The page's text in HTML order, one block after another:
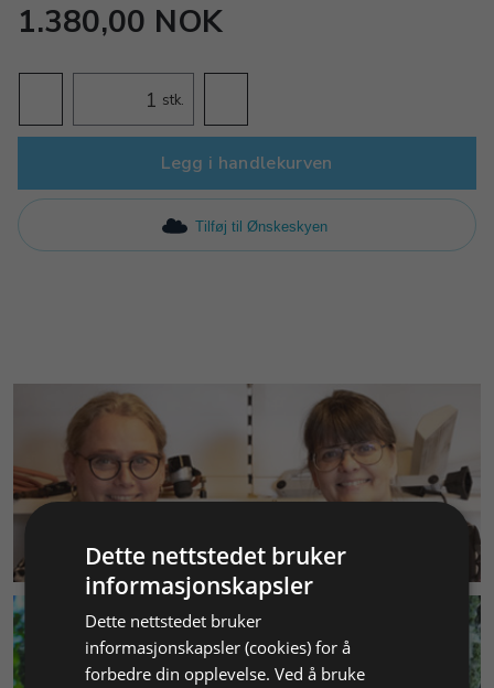
1.380,00 NOK
stk.
Legg i handlekurven
Tilføj til Ønskeskyen
KUNDESERVICE
Dette nettstedet bruker
informasjonskapsler
Dette nettstedet bruker
informasjonskapsler (cookies) for å
forbedre din opplevelse. Ved å bruke